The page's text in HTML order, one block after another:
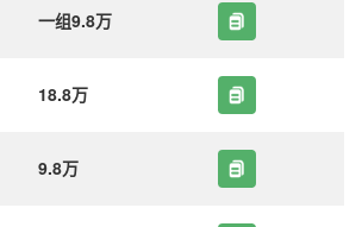
一组9.8万
18.8万
9.8万